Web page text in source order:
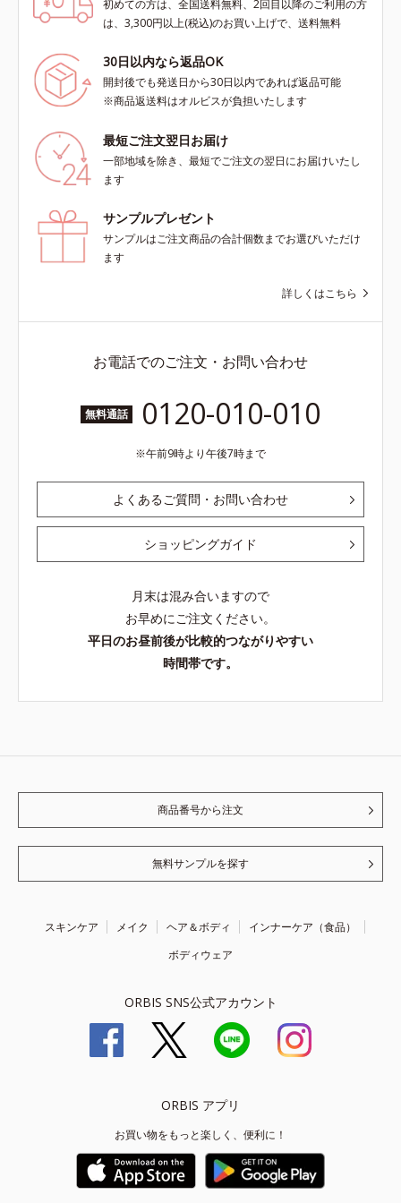
初めての方は、全国送料無料、2回目以降のご利用の方
は、3,300円以上(税込)のお買い上げで、送料無料
30日以内なら返品OK
開封後でも発送日から30日以内であれば返品可能
※商品返送料はオルビスが負担いたします
最短ご注文翌日お届け
一部地域を除き、最短でご注文の翌日にお届けいたし
ます
サンプルプレゼント
サンプルはご注文商品の合計個数までお選びいただけ
ます
詳しくはこちら
お電話でのご注文・お問い合わせ
無料通話 0120-010-010
午前9時より午後7時まで
よくあるご質問・お問い合わせ
ショッピングガイド
月末は混み合いますので
お早めにご注文ください。
平日のお昼前後が比較的つながりやすい
時間帯です。
商品番号から注文
無料サンプルを探す
スキンケア メイク ヘア＆ボディ
インナーケア（食品）
ボディウェア
ORBIS SNS公式アカウント
ORBIS アプリ
お買い物をもっと楽しく、便利に！